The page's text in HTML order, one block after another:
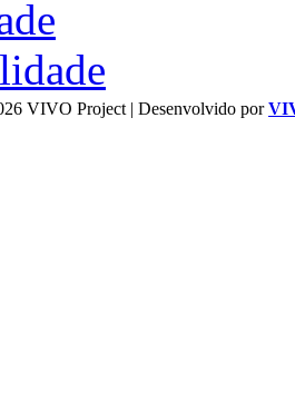
VIVO Project | Desenvolvido por